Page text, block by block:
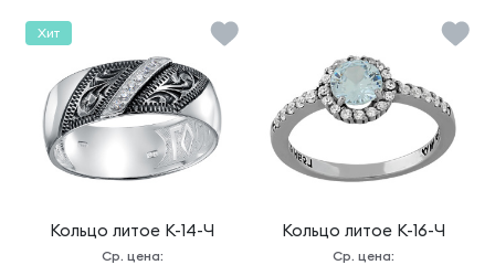
Кольцо литое К-14-Ч
Ср. цена:
Хит
Кольцо литое К-16-Ч
Ср. цена: